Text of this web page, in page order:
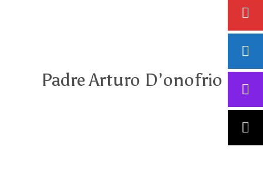
Padre Arturo D’onofrio